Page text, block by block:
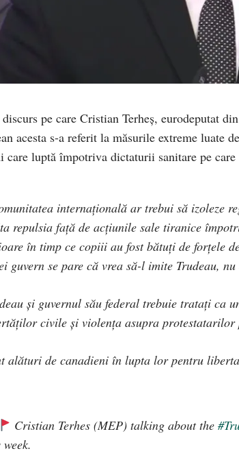
pe care Cristian Terheș, eurodeputat
acesta s-a referit la măsurile extreme
care luptă împotriva dictaturii sanitare pe
internațională ar trebui să izoleze
repulsia față de acțiunile sale tiranice
în timp ce copiii au fost bătuți de forțele
guvern se pare că vrea să-l imite Trudeau,
și guvernul său federal trebuie tratați ca
civile și violența asupra protestatarilor
alături de canadieni în lupta lor pentru
Cristian Terhes (MEP) talking about the